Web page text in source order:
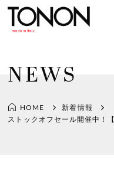
NEWS
HOME
新着情報
ストックオフセール開催中！